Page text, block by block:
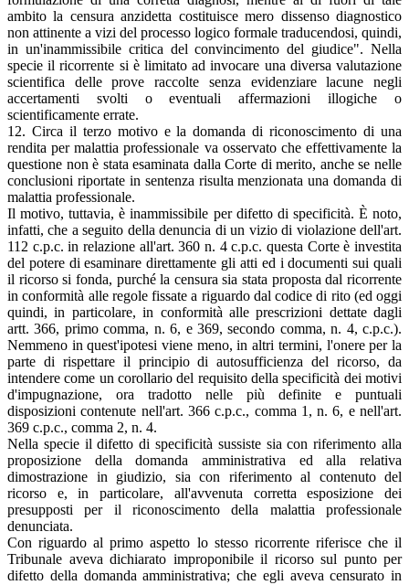
ambito la censura anzidetta costituisce mero dissenso diagnostico
non attinente a vizi del processo logico formale traducendosi, quindi,
in un'inammissibile critica del convincimento del giudice". Nella
specie il ricorrente si è limitato ad invocare una diversa valutazione
scientifica delle prove raccolte senza evidenziare lacune negli
accertamenti svolti o eventuali affermazioni illogiche o
scientificamente errate.
12. Circa il terzo motivo e la domanda di riconoscimento di una
rendita per malattia professionale va osservato che effettivamente la
questione non è stata esaminata dalla Corte di merito, anche se nelle
conclusioni riportate in sentenza risulta menzionata una domanda di
malattia professionale.
Il motivo, tuttavia, è inammissibile per difetto di specificità. È noto,
infatti, che a seguito della denuncia di un vizio di violazione dell'art.
112 c.p.c. in relazione all'art. 360 n. 4 c.p.c. questa Corte è investita
del potere di esaminare direttamente gli atti ed i documenti sui quali
il ricorso si fonda, purché la censura sia stata proposta dal ricorrente
in conformità alle regole fissate a riguardo dal codice di rito (ed oggi
quindi, in particolare, in conformità alle prescrizioni dettate dagli
artt. 366, primo comma, n. 6, e 369, secondo comma, n. 4, c.p.c.).
Nemmeno in quest'ipotesi viene meno, in altri termini, l'onere per la
parte di rispettare il principio di autosufficienza del ricorso, da
intendere come un corollario del requisito della specificità dei motivi
d'impugnazione, ora tradotto nelle più definite e puntuali
disposizioni contenute nell'art. 366 c.p.c., comma 1, n. 6, e nell'art.
369 c.p.c., comma 2, n. 4.
Nella specie il difetto di specificità sussiste sia con riferimento alla
proposizione della domanda amministrativa ed alla relativa
dimostrazione in giudizio, sia con riferimento al contenuto del
ricorso e, in particolare, all'avvenuta corretta esposizione dei
presupposti per il riconoscimento della malattia professionale
denunciata.
Con riguardo al primo aspetto lo stesso ricorrente riferisce che il
Tribunale aveva dichiarato improponibile il ricorso sul punto per
difetto della domanda amministrativa; che egli aveva censurato in